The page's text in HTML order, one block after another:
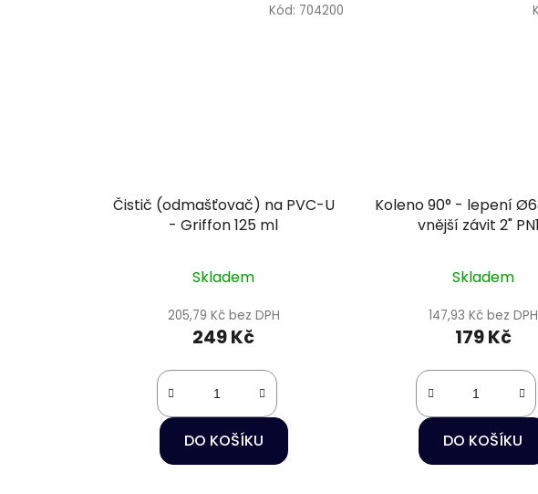
Čistič (odmašťovač) na PVC-U
- Griffon 125 ml
Skladem
205,79 Kč bez DPH
249 Kč
DO KOŠÍKU
Kód: 704200
Koleno 90° - lepení
vnější závit 2"
Skladem
147,93 Kč bez DPH
179 Kč
DO KOŠÍKU